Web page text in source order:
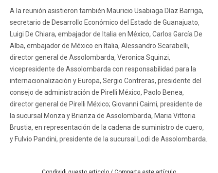
A la reunión asistieron también Mauricio Usabiaga Díaz Barriga,
secretario de Desarrollo Económico del Estado de Guanajuato,
Luigi De Chiara, embajador de Italia en México, Carlos García De
Alba, embajador de México en Italia, Alessandro Scarabelli,
director general de Assolombarda, Veronica Squinzi,
vicepresidente de Assolombarda con responsabilidad para la
internacionalización y Europa, Sergio Contreras, presidente del
consejo de administración de Pirelli México, Paolo Benea,
director general de Pirelli México; Giovanni Caimi, presidente de
la sucursal Monza y Brianza de Assolombarda, Maria Vittoria
Brustia, en representación de la cadena de suministro de cuero,
y Fulvio Pandini, presidente de la sucursal Lodi de Assolombarda.